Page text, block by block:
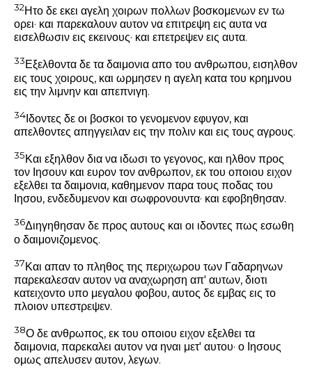
32Ητο δε εκει αγελη χοιρων πολλων βοσκομενων εν τω
ορει· και παρεκαλουν αυτον να επιτρεψη εις αυτα να
εισελθωσιν εις εκεινους· και επετρεψεν εις αυτα.
33Εξελθοντα δε τα δαιμονια απο του ανθρωπου, εισηλθον
εις τους χοιρους, και ωρμησεν η αγελη κατα του κρημνου
εις την λιμνην και απεπνιγη.
34Ιδοντες δε οι βοσκοι το γενομενον εφυγον, και
απελθοντες απηγγειλαν εις την πολιν και εις τους αγρους.
35Και εξηλθον δια να ιδωσι το γεγονος, και ηλθον προς
τον Ιησουν και ευρον τον ανθρωπον, εκ του οποιου ειχον
εξελθει τα δαιμονια, καθημενον παρα τους ποδας του
Ιησου, ενδεδυμενον και σωφρονουντα· και εφοβηθησαν.
36Διηγηθησαν δε προς αυτους και οι ιδοντες πως εσωθη
ο δαιμονιζομενος.
37Και απαν το πληθος της περιχωρου των Γαδαρηνων
παρεκαλεσαν αυτον να αναχωρηση απ' αυτων, διοτι
κατειχοντο υπο μεγαλου φοβου, αυτος δε εμβας εις το
πλοιον υπεστρεψεν.
38Ο δε ανθρωπος, εκ του οποιου ειχον εξελθει τα
δαιμονια, παρεκαλει αυτον να ηναι μετ' αυτου· ο Ιησους
ομως απελυσεν αυτον, λεγων.